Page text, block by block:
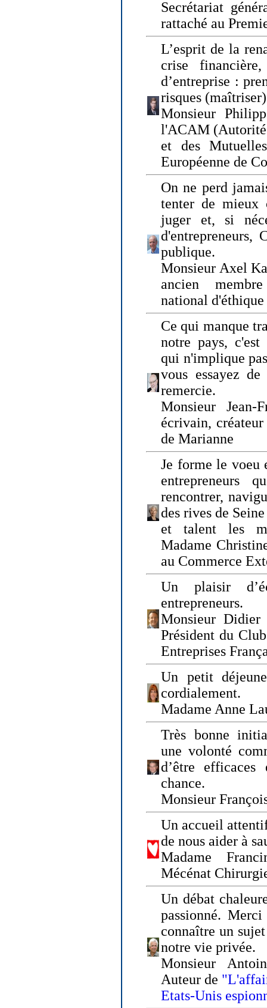
Secrétariat
rattaché au
L’esprit de la
crise
d’entreprise :
risques
Monsieur
l'ACAM (Autorité
et des
Européenne de
On ne perd
tenter de mieux
juger et, si
d'entrepreneurs,
publique.
Monsieur Axel
ancien
national d'éthique
Ce qui manque
notre pays,
qui n'implique
vous essayez
remercie.
Monsieur Jean-
écrivain,
de Marianne
Je forme le voeu
entrepreneurs
rencontrer,
des rives de
et talent les
Madame
au Commerce
Un plaisir
entrepreneurs.
Monsieur
Président du
Entreprises
Un petit
cordialement.
Madame Anne
Très bonne
une volonté
d’être
chance.
Monsieur
Un accueil
de nous aider à
Madame
Mécénat
Un débat
passionné.
connaître un
notre vie privée.
Monsieur
Auteur de
Etats-Unis